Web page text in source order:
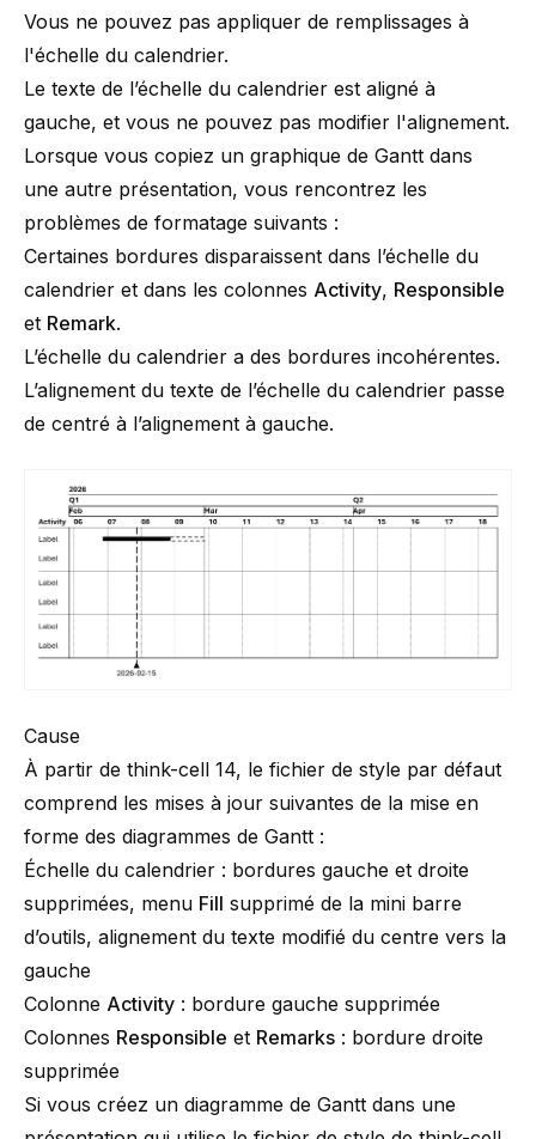
Vous ne pouvez pas appliquer de remplissages à
l'échelle du calendrier.
Le texte de l’échelle du calendrier est aligné à
gauche, et vous ne pouvez pas modifier l'alignement.
Lorsque vous copiez un graphique de Gantt dans
une autre présentation, vous rencontrez les
problèmes de formatage suivants :
Certaines bordures disparaissent dans l’échelle du
calendrier et dans les colonnes Activity, Responsible
et Remark.
L’échelle du calendrier a des bordures incohérentes.
L’alignement du texte de l’échelle du calendrier passe
de centré à l’alignement à gauche.
Cause
À partir de think-cell 14, le fichier de style par défaut
comprend les mises à jour suivantes de la mise en
forme des diagrammes de Gantt :
Échelle du calendrier : bordures gauche et droite
supprimées, menu Fill supprimé de la mini barre
d’outils, alignement du texte modifié du centre vers la
gauche
Colonne Activity : bordure gauche supprimée
Colonnes Responsible et Remarks : bordure droite
supprimée
Si vous créez un diagramme de Gantt dans une